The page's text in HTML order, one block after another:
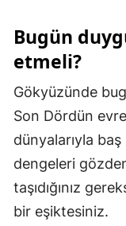
Bugün
etmeli?
Gökyüzünde
Son Dördün
dünyalarıyla baş
dengeleri
taşıdığınız
bir eşiktesiniz.